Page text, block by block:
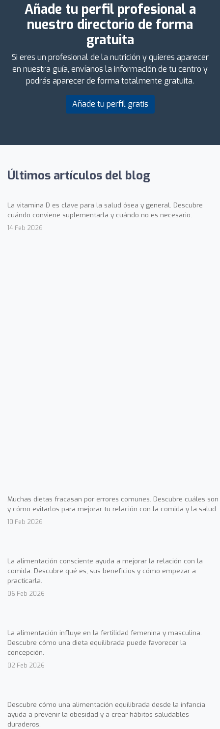
Añade tu perfil profesional a
nuestro directorio de forma
gratuita
Si eres un profesional de la nutrición y quieres aparecer
en nuestra guía, envíanos la información de tu centro y
podrás aparecer de forma totalmente gratuita.
Añade tu perfil gratis
Últimos artículos del blog
La vitamina D es clave para la salud ósea y general. Descubre
cuándo conviene suplementarla y cuándo no es necesario.
14 Feb 2026
Muchas dietas fracasan por errores comunes. Descubre cuáles son
y cómo evitarlos para mejorar tu relación con la comida y la salud.
10 Feb 2026
La alimentación consciente ayuda a mejorar la relación con la
comida. Descubre qué es, sus beneficios y cómo empezar a
practicarla.
06 Feb 2026
La alimentación influye en la fertilidad femenina y masculina.
Descubre cómo una dieta equilibrada puede favorecer la
concepción.
02 Feb 2026
Descubre cómo una alimentación equilibrada desde la infancia
ayuda a prevenir la obesidad y a crear hábitos saludables
duraderos.